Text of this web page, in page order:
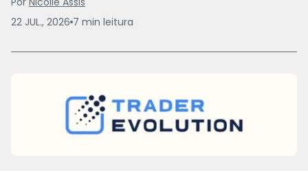
22 JUL., 2026 7 min leitura